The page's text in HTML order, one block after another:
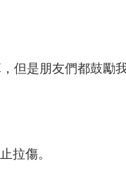
但是朋友們都鼓勵
拉傷。